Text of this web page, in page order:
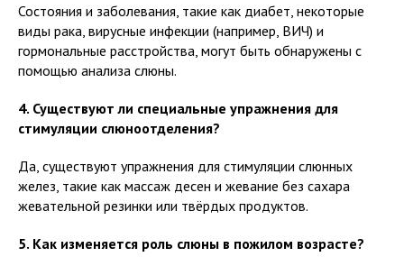
Состояния и заболевания, такие как диабет, некоторые
виды рака, вирусные инфекции (например, ВИЧ) и
гормональные расстройства, могут быть обнаружены с
помощью анализа слюны.
4. Существуют ли специальные упражнения для
стимуляции слюноотделения?
Да, существуют упражнения для стимуляции слюнных
желез, такие как массаж десен и жевание без сахара
жевательной резинки или твёрдых продуктов.
5. Как изменяется роль слюны в пожилом возрасте?